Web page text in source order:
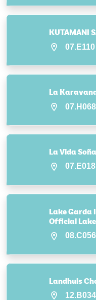
KUTAMANI
07.E110
La
07.H068
La Vida
07.E018
Lake Garda
Official
08.C056
Landhuis
12.B034